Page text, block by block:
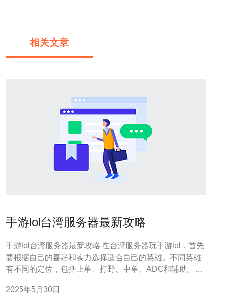
相关文章
手游lol台湾服务器最新攻略
手游lol台湾服务器最新攻略 在台湾服务器玩手游lol，首先
要根据自己的喜好和实力选择适合自己的英雄。不同英雄
有不同的定位，包括上单、打野、中单、ADC和辅助。要
器的lol游戏中，节奏掌握非常重要。要根据地图上的情
2025年5月30日